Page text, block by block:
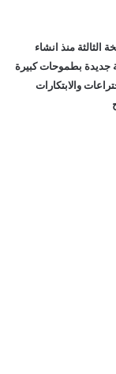
منذ انشاء
مرحلة جديدة بطموحات كبيرة
والابتكارات